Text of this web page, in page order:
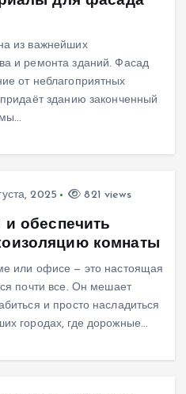
из важнейших
и ремонта зданий. Фасад
от неблагоприятных
зданию законченный
2025 821 views
обеспечить
комнаты
или офисе — это настоящая
почти все. Он мешает
и просто насладиться
городах, где дорожные…